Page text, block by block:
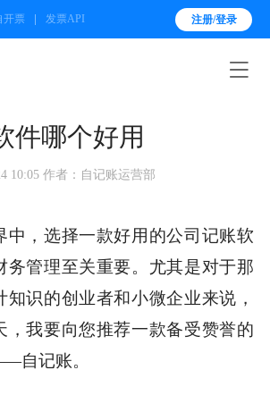
开票 发票API 注册/登录

件哪个好用
10:05 作者：自记账运营部
中，选择一款好用的公司记账软
务管理至关重要。尤其是对于那
知识的创业者和小微企业来说，
，我要向您推荐一款备受赞誉的
自记账。